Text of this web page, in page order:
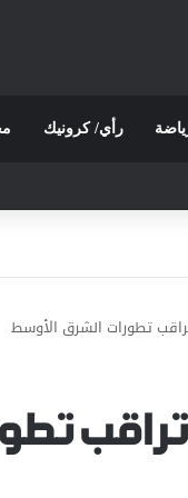
رأي/ كرونيك
تطورات الشرق الأوسط